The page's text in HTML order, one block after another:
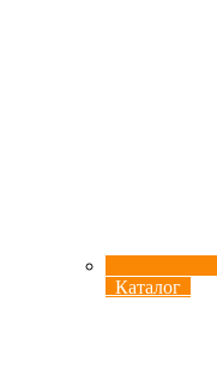
Каталог